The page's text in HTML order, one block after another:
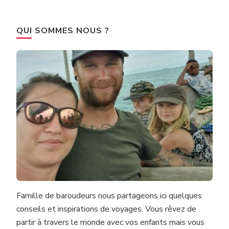
QUI SOMMES NOUS ?
Famille de baroudeurs nous partageons ici quelques
conseils et inspirations de voyages. Vous rêvez de
partir à travers le monde avec vos enfants mais vous